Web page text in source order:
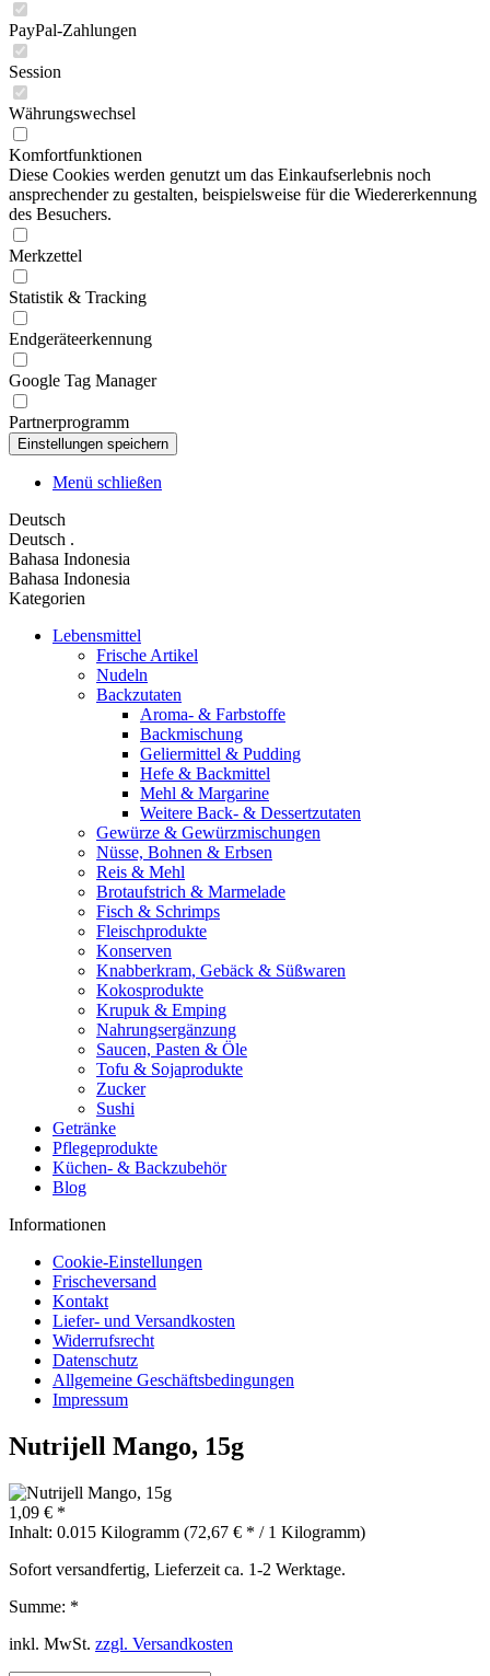
PayPal-Zahlungen
Session
Währungswechsel
Komfortfunktionen
Diese Cookies werden genutzt um das Einkaufserlebnis noch
ansprechender zu gestalten, beispielsweise für die Wiedererkennung
des Besuchers.
Merkzettel
Statistik & Tracking
Endgeräteerkennung
Google Tag Manager
Partnerprogramm
Menü schließen
Deutsch
Deutsch .
Bahasa Indonesia
Bahasa Indonesia
Kategorien
Lebensmittel
Frische Artikel
Nudeln
Backzutaten
Aroma- & Farbstoffe
Backmischung
Geliermittel & Pudding
Hefe & Backmittel
Mehl & Margarine
Weitere Back- & Dessertzutaten
Gewürze & Gewürzmischungen
Nüsse, Bohnen & Erbsen
Reis & Mehl
Brotaufstrich & Marmelade
Fisch & Schrimps
Fleischprodukte
Konserven
Knabberkram, Gebäck & Süßwaren
Kokosprodukte
Krupuk & Emping
Nahrungsergänzung
Saucen, Pasten & Öle
Tofu & Sojaprodukte
Zucker
Sushi
Getränke
Pflegeprodukte
Küchen- & Backzubehör
Blog
Informationen
Cookie-Einstellungen
Frischeversand
Kontakt
Liefer- und Versandkosten
Widerrufsrecht
Datenschutz
Allgemeine Geschäftsbedingungen
Impressum
Nutrijell Mango, 15g
1,09 € *
Inhalt: 0.015 Kilogramm (72,67 € * / 1 Kilogramm)
Sofort versandfertig, Lieferzeit ca. 1-2 Werktage.
Summe: *
inkl. MwSt. zzgl. Versandkosten